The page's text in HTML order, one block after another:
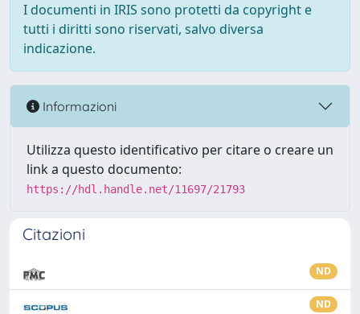
I documenti in IRIS sono protetti da copyright e
tutti i diritti sono riservati, salvo diversa
indicazione.
Informazioni
Utilizza questo identificativo per citare o creare un
link a questo documento:
https://hdl.handle.net/11697/21793
Citazioni
ND
ND